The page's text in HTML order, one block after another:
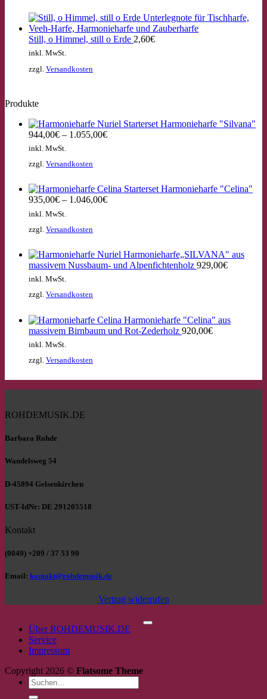
Still, o Himmel, still o Erde 2,60€
inkl. MwSt.
zzgl. Versandkosten
Produkte
Starterset Harmonieharfe "Silvana"
944,00€ – 1.055,00€
inkl. MwSt.
zzgl. Versandkosten
Starterset Harmonieharfe "Celina"
935,00€ – 1.046,00€
inkl. MwSt.
zzgl. Versandkosten
Harmonieharfe„SILVANA" aus
massivem Nussbaum- und Alpenfichtenholz 929,00€
inkl. MwSt.
zzgl. Versandkosten
Harmonieharfe "Celina" aus
massivem Birnbaum und Rot-Zederholz 920,00€
inkl. MwSt.
zzgl. Versandkosten
ROHDEMUSIK.DE
Barbara Rohde
Wandelsweg 54
D-45894 Gelsenkirchen
UST-IdNr: DE 291205518
Kontakt
(0049) +209 / 37 53 90
Email: kontakt@rohdemusik.de
Vertrag widerrufen
Über ROHDEMUSIK.DE
Service
Impressum
Copyright 2026 © Flatsome Theme
Suchen
nach: